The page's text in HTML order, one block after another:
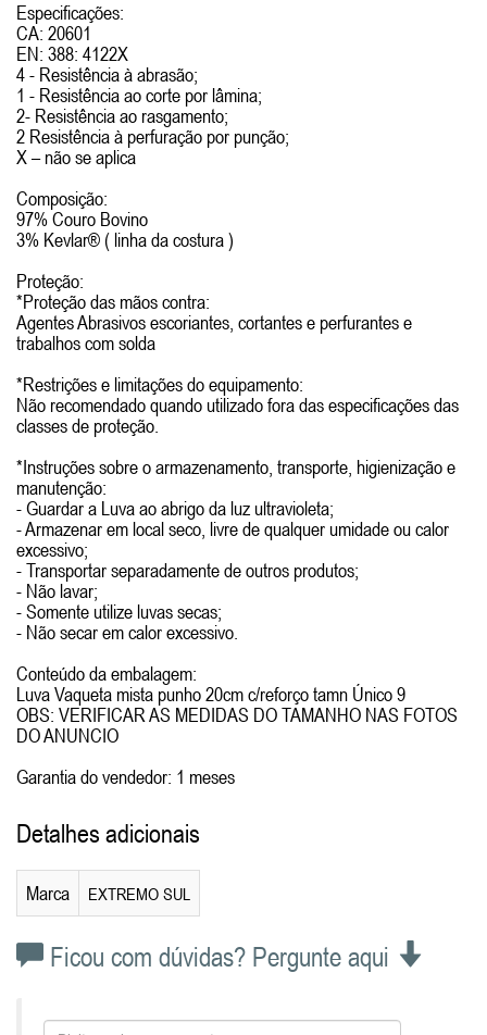
Especificações:
CA: 20601
EN: 388: 4122X
4 - Resistência à abrasão;
1 - Resistência ao corte por lâmina;
2- Resistência ao rasgamento;
2 Resistência à perfuração por punção;
X – não se aplica
Composição:
97% Couro Bovino
3% Kevlar® ( linha da costura )
Proteção:
*Proteção das mãos contra:
Agentes Abrasivos escoriantes, cortantes e perfurantes e
trabalhos com solda
*Restrições e limitações do equipamento:
Não recomendado quando utilizado fora das especificações das
classes de proteção.
*Instruções sobre o armazenamento, transporte, higienização e
manutenção:
- Guardar a Luva ao abrigo da luz ultravioleta;
- Armazenar em local seco, livre de qualquer umidade ou calor
excessivo;
- Transportar separadamente de outros produtos;
- Não lavar;
- Somente utilize luvas secas;
- Não secar em calor excessivo.
Conteúdo da embalagem:
Luva Vaqueta mista punho 20cm c/reforço tamn Único 9
OBS: VERIFICAR AS MEDIDAS DO TAMANHO NAS FOTOS
DO ANUNCIO
Garantia do vendedor: 1 meses
Detalhes adicionais
Marca EXTREMO SUL
Ficou com dúvidas? Pergunte aqui